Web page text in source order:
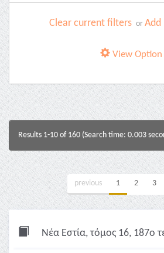
Clear current filters or
View Option
Results 1-10 of 160 (Search time: 0.003
previous 1 2 3
Νέα Εστία, τόμος 16, 187ο